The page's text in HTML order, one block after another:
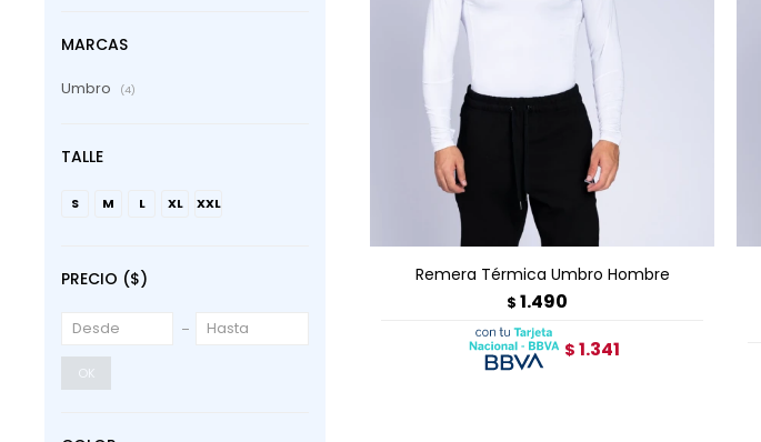
Remera Térmica Umbro Hombre
$ 1.490
$ 1.341
AGREGAR AL CARRITO
MARCAS
Umbro (4)
TALLE
S M L XL XXL
PRECIO ($)
OK